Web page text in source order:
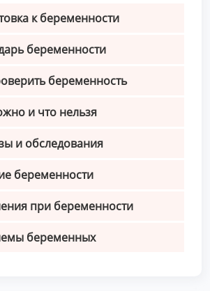
к беременности
беременности
беременность
и что нельзя
и обследования
беременности
при беременности
беременных